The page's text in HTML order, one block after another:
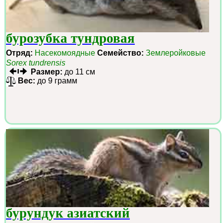
бурозубка тундровая
Отряд: Насекомоядные Семейство: Землеройковые
Sorex tundrensis
Размер: до 11 см
Вес: до 9 грамм
бурундук азиатский